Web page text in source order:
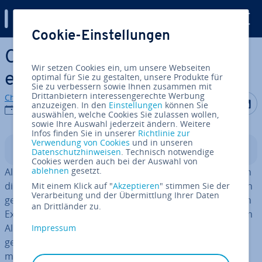
Zum Haupt­in­halt springen
Conan Exiles: Server für
eigene Spielwelt erstellen
Christian Heldmaier
25.01.2022
Auf Auf
In­halts­ver­zeich­nis
Als Barbar mit seinen Freun­din­nen und Freunden durch
die Weiten der Exiled Lands von Hyboria ziehen und sich
gegen Feinde und andere Gefahren bewähren. In Conan
Exiles, dem Survival-Game von Funcom, gehört dies zum
Alltag. ImMul­ti­play­er-Modus
gegen anderen Spieler stellen oder mit diesen zu­sam­
men­ar­bei­ten. Dafür greift man auf einen der vom
Cookie-Einstellungen
Wir setzen Cookies ein, um unsere Webseiten
optimal für Sie zu gestalten, unsere Produkte für
Sie zu verbessern sowie Ihnen zusammen mit
Drittanbietern interessengerechte Werbung
anzuzeigen. In den Einstellungen können Sie
auswählen, welche Cookies Sie zulassen wollen,
sowie Ihre Auswahl jederzeit ändern. Weitere
Infos finden Sie in unserer Richtlinie zur
Verwendung von Cookies und in unseren
Datenschutzhinweisen. Technisch notwendige
Cookies werden auch bei der Auswahl von
ablehnen gesetzt.
Mit einem Klick auf "Akzeptieren" stimmen Sie der
Verarbeitung und der Übermittlung Ihrer Daten
an Drittländer zu.
Impressum